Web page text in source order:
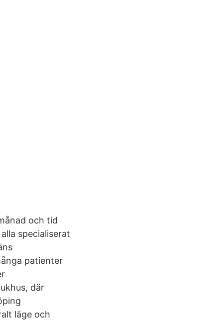
och tid
specialiserat
patienter
där
läge och